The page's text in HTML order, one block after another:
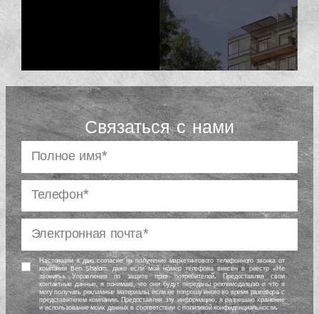
Связаться с нами
Настоящим я даю согласие на получение маркетингового телефонного звонка от
компании Ben Shalom, даже если мой номер телефона внесён в реестр «Не
звонить» Управления по защите прав потребителей. Предоставляя свои
контактные данные, я понимаю, что они будут переданы рекламодателю и что я
могу получать рекламные материалы, если не попрошу иного во время разговора с
представителем компании. Предоставляя эту информацию, я разрешаю хранение
и использование моих данных в соответствии с политикой конфиденциальности.